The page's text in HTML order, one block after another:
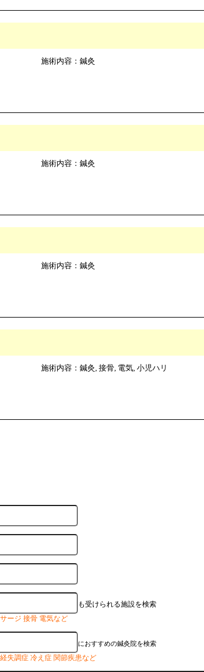
施術内容：鍼灸
施術内容：鍼灸
施術内容：鍼灸
施術内容：鍼灸, 接骨, 電気, 小児ハリ
も受けられる施設を検索
ージ 接骨 電気など
におすすめの鍼灸院を検索
失調症 冷え症 関節疾患など